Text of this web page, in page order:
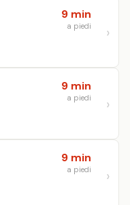
9 min
a piedi
9 min
a piedi
9 min
a piedi